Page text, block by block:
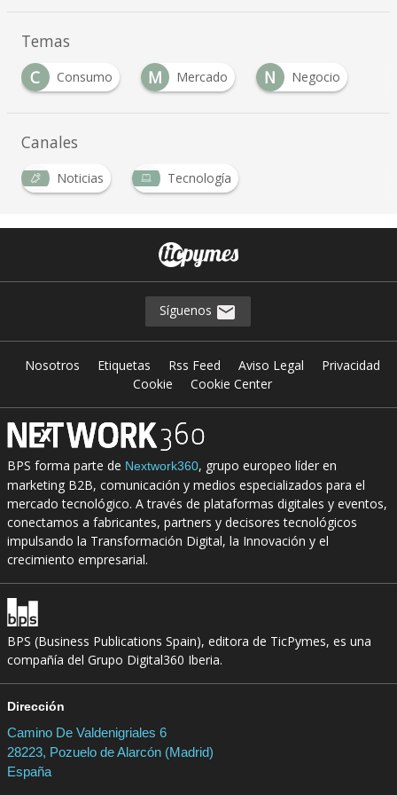
Temas
C
Consumo M Mercado N Negocio
Canales
Noticias Tecnología
Síguenos
Nosotros Etiquetas Rss Feed Aviso Legal
Privacidad
Cookie
Cookie Center
BPS forma parte de Nextwork360, grupo europeo líder en
marketing B2B, comunicación y medios especializados para el
mercado tecnológico. A través de plataformas digitales y eventos,
conectamos a fabricantes, partners y decisores tecnológicos
impulsando la Transformación Digital, la Innovación y el
crecimiento empresarial.
BPS (Business Publications Spain), editora de TicPymes, es una
compañía del Grupo Digital360 Iberia.
Dirección
Camino De Valdenigriales 6
28223, Pozuelo de Alarcón (Madrid)
España